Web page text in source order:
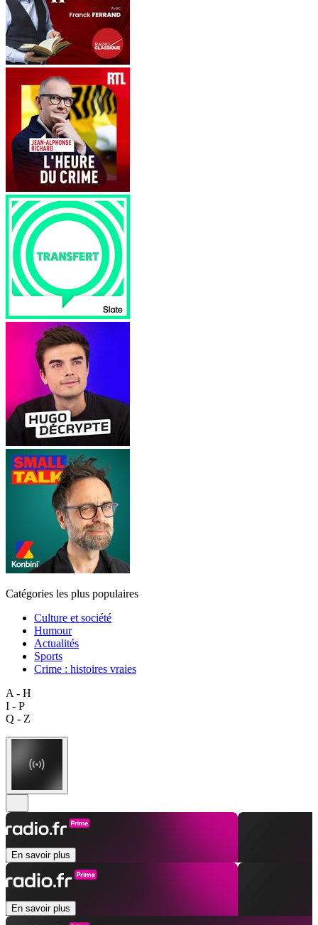
Catégories les plus populaires
Culture et société
Humour
Actualités
Sports
Crime : histoires vraies
A - H
I - P
Q - Z
En savoir plus
En savoir plus